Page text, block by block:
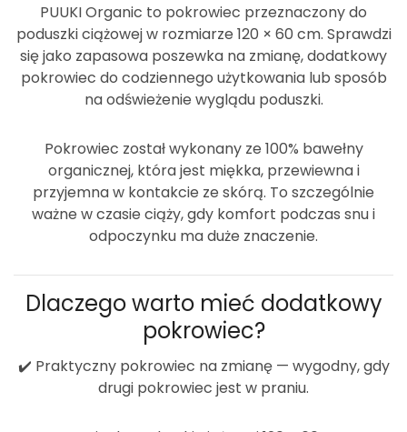
PUUKI Organic to pokrowiec przeznaczony do
poduszki ciążowej w rozmiarze 120 × 60 cm. Sprawdzi
się jako zapasowa poszewka na zmianę, dodatkowy
pokrowiec do codziennego użytkowania lub sposób
na odświeżenie wyglądu poduszki.
Pokrowiec został wykonany ze 100% bawełny
organicznej, która jest miękka, przewiewna i
przyjemna w kontakcie ze skórą. To szczególnie
ważne w czasie ciąży, gdy komfort podczas snu i
odpoczynku ma duże znaczenie.
Dlaczego warto mieć dodatkowy
pokrowiec?
✔️ Praktyczny pokrowiec na zmianę— wygodny, gdy
drugi pokrowiec jest w praniu.